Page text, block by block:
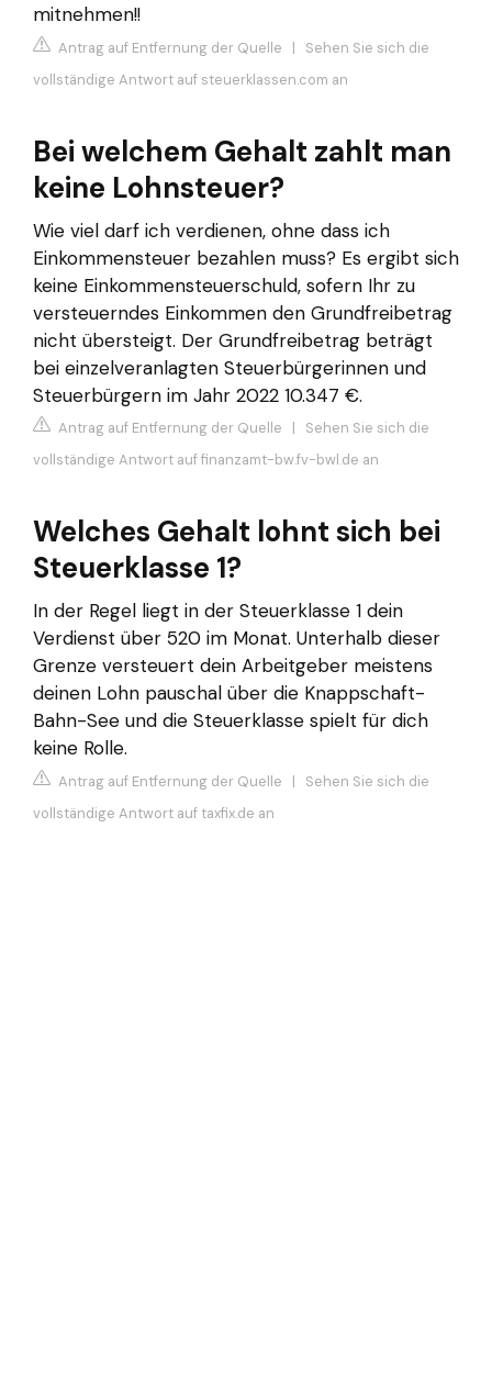
mitnehmen!!
Antrag auf Entfernung der Quelle | Sehen Sie sich die
vollständige Antwort auf steuerklassen.com an
Bei welchem Gehalt zahlt man
keine Lohnsteuer?
Wie viel darf ich verdienen, ohne dass ich
Einkommensteuer bezahlen muss? Es ergibt sich
keine Einkommensteuerschuld, sofern Ihr zu
versteuerndes Einkommen den Grundfreibetrag
nicht übersteigt. Der Grundfreibetrag beträgt
bei einzelveranlagten Steuerbürgerinnen und
Steuerbürgern im Jahr 2022 10.347 €.
Antrag auf Entfernung der Quelle | Sehen Sie sich die
vollständige Antwort auf finanzamt-bw.fv-bwl.de an
Welches Gehalt lohnt sich bei
Steuerklasse 1?
In der Regel liegt in der Steuerklasse 1 dein
Verdienst über 520 im Monat. Unterhalb dieser
Grenze versteuert dein Arbeitgeber meistens
deinen Lohn pauschal über die Knappschaft-
Bahn-See und die Steuerklasse spielt für dich
keine Rolle.
Antrag auf Entfernung der Quelle | Sehen Sie sich die
vollständige Antwort auf taxfix.de an